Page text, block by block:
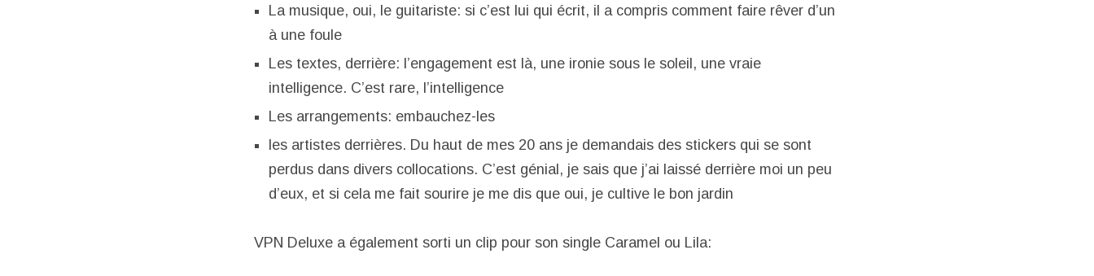
La musique, oui, le guitariste: si c’est lui qui écrit, il a compris comment faire rêver d’un
à une foule
Les textes, derrière: l’engagement est là, une ironie sous le soleil, une vraie
intelligence. C’est rare, l’intelligence
Les arrangements: embauchez-les
les artistes derrières. Du haut de mes 20 ans je demandais des stickers qui se sont
perdus dans divers collocations. C’est génial, je sais que j’ai laissé derrière moi un peu
d’eux, et si cela me fait sourire je me dis que oui, je cultive le bon jardin
VPN Deluxe a également sorti un clip pour son single Caramel ou Lila: